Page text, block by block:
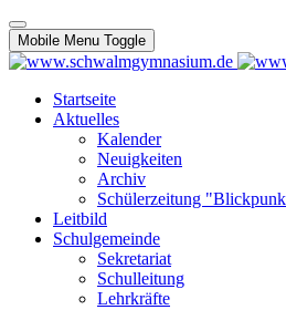
Mobile Menu Toggle
Startseite
Aktuelles
Kalender
Neuigkeiten
Archiv
Schülerzeitung
Leitbild
Schulgemeinde
Sekretariat
Schulleitung
Lehrkräfte